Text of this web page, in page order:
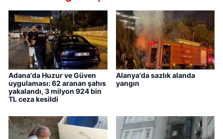
Adana'da Huzur ve Güven
uygulaması: 62 aranan şahıs
yakalandı, 3 milyon 924 bin
TL ceza kesildi
Alanya'da sazlık alanda
yangın